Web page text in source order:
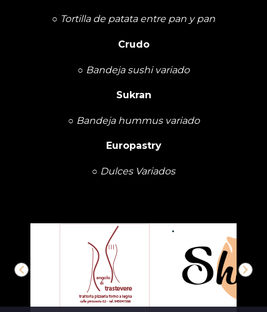
○ Tortilla de patata entre pan y pan
Crudo
○ Bandeja sushi variado
Sukran
○ Bandeja hummus variado
Europastry
○ Dulces Variados